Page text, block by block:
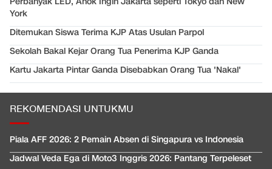
York
Ditemukan Siswa Terima KJP Atas Usulan Parpol
Sekolah Bakal Kejar Orang Tua Penerima KJP Ganda
Kartu Jakarta Pintar Ganda Disebabkan Orang Tua 'Nakal'
REKOMENDASI UNTUKMU
Piala AFF 2026: 2 Pemain Absen di Singapura vs Indonesia
Jadwal Veda Ega di Moto3 Inggris 2026: Pantang Terpeleset